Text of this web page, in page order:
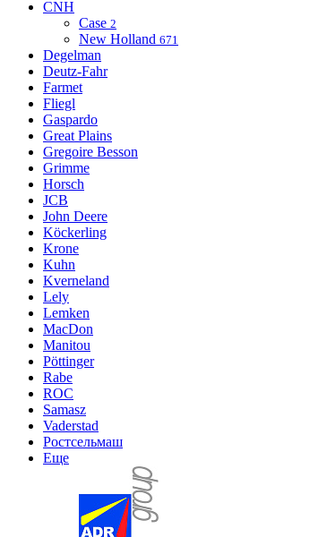
CNH
Case 2
New Holland 671
Degelman
Deutz-Fahr
Farmet
Fliegl
Gaspardo
Great Plains
Gregoire Besson
Grimme
Horsch
JCB
John Deere
Köckerling
Krone
Kuhn
Kverneland
Lely
Lemken
MacDon
Manitou
Pöttinger
Rabe
ROC
Samasz
Vaderstad
Ростсельмаш
Еще